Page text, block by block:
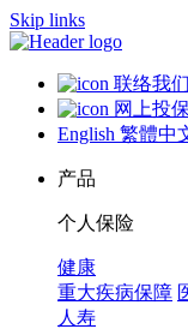
Skip links
联络我们
网上投保
English 繁體中
产品
个人保险
健康
重大疾病保障
人寿